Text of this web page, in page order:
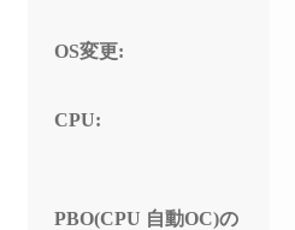
OS変更:
CPU:
PBO(CPU 自動OC)の